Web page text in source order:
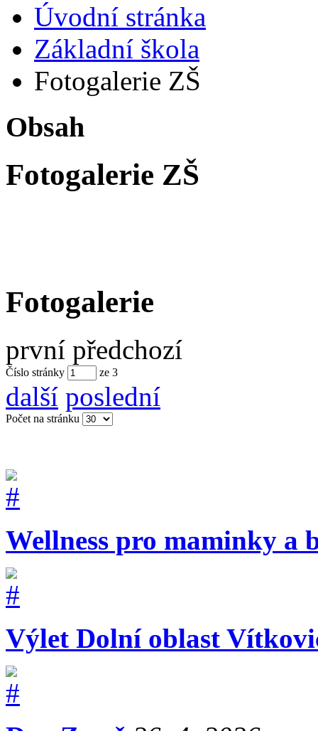
Úvodní stránka
Základní škola
Fotogalerie ZŠ
Obsah
Fotogalerie ZŠ
Fotogalerie
první předchozí
Číslo stránky ze 3
další poslední
Počet na stránku
Wellness pro maminky a
Výlet Dolní oblast